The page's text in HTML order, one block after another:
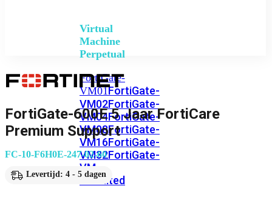
Virtual
Machine
Perpetual
FortiGate-
VM01FortiGate-
VM02FortiGate-
VM04FortiGate-
VM08FortiGate-
VM16FortiGate-
VM32FortiGate-
VM
Unlimited
FortiGate-600E 5 Jaar FortiCare
Premium Support
FC-10-F6H0E-247-02-60
Levertijd: 4 - 5 dagen